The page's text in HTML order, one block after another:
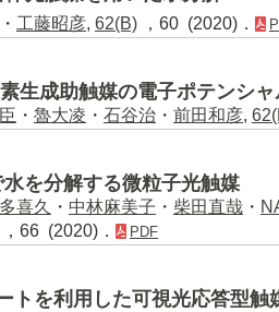
・ 工藤昭彦, 62(B) ，60 (2020)．
生成助触媒の電子ポテンシ
・ 魯大凌 ・ 石谷治 ・ 前田和彦,
を分解する微粒子光触媒
喜久 ・ 中林麻美子 ・ 柴田直哉 ・
，66 (2020)． PDF
トを利用した可視光応答型触